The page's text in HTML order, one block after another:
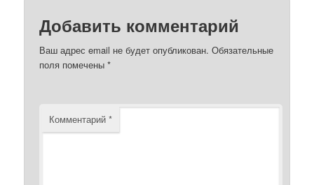
Добавить комментарий
Ваш адрес email не будет опубликован. Обязательные
поля помечены*
Комментарий*